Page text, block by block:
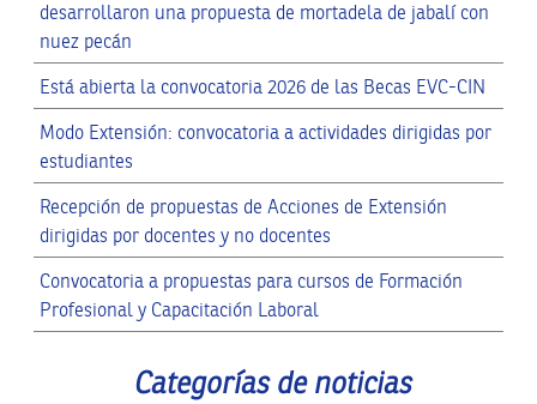
desarrollaron una propuesta de mortadela de jabalí con
nuez pecán
Está abierta la convocatoria 2026 de las Becas EVC-CIN
Modo Extensión: convocatoria a actividades dirigidas por
estudiantes
Recepción de propuestas de Acciones de Extensión
dirigidas por docentes y no docentes
Convocatoria a propuestas para cursos de Formación
Profesional y Capacitación Laboral
Categorías de noticias